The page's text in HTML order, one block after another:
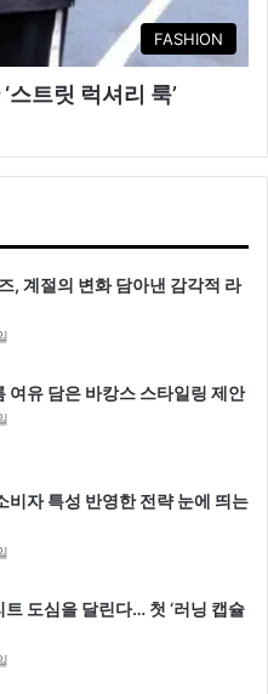
FASHION
스트릿 럭셔리 룩’
, 계절의 변화 담아낸 감각적 라
여유 담은 바캉스 스타일링 제안
비자 특성 반영한 전략 눈에 띄는
도심을 달린다… 첫 ‘러닝 캡슐